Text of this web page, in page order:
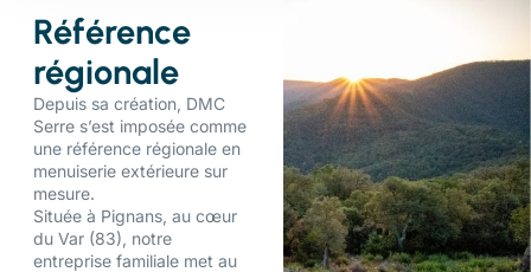
Référence
régionale
Depuis sa création, DMC
Serre s’est imposée comme
une référence régionale en
menuiserie extérieure sur
mesure.
Située à Pignans, au cœur
du Var (83), notre
entreprise familiale met au